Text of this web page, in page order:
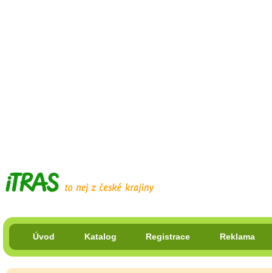
Úvod Katalog Registrace Reklama